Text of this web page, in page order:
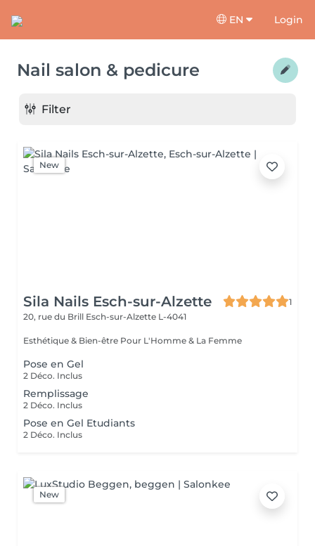
EN Login
Nail salon & pedicure
Filter
New
Sila Nails Esch-sur-Alzette
1
20, rue du Brill Esch-sur-Alzette L-4041
Esthétique & Bien-être Pour L'Homme & La Femme
Pose en Gel
2 Déco. Inclus
Remplissage
2 Déco. Inclus
Pose en Gel Etudiants
2 Déco. Inclus
New